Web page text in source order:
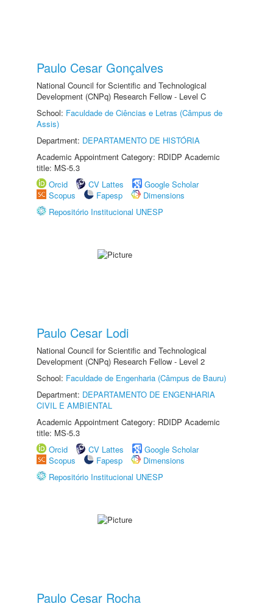
Paulo Cesar Gonçalves
National Council for Scientific and Technological
Development (CNPq) Research Fellow - Level C
School: Faculdade de Ciências e Letras (Câmpus de
Assis)
Department: DEPARTAMENTO DE HISTÓRIA
Academic Appointment Category: RDIDP Academic
title: MS-5.3
Orcid
CV Lattes
Google Scholar
Scopus
Fapesp
Dimensions
Repositório Institucional UNESP
Paulo Cesar Lodi
National Council for Scientific and Technological
Development (CNPq) Research Fellow - Level 2
School: Faculdade de Engenharia (Câmpus de Bauru)
Department: DEPARTAMENTO DE ENGENHARIA
CIVIL E AMBIENTAL
Academic Appointment Category: RDIDP Academic
title: MS-5.3
Orcid
CV Lattes
Google Scholar
Scopus
Fapesp
Dimensions
Repositório Institucional UNESP
Paulo Cesar Rocha